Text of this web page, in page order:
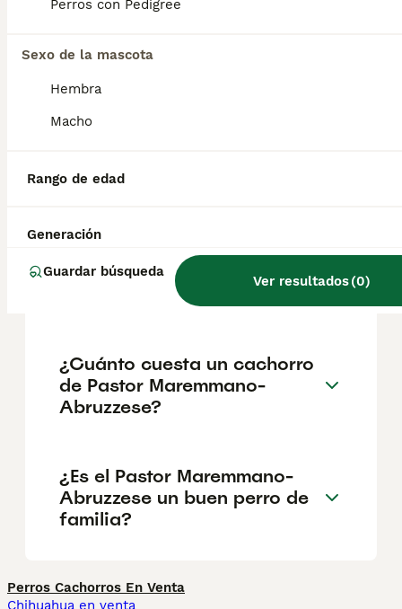
Perros con Pedigree
Sexo de la mascota
Hembra
Macho
Rango de edad
Generación
Guardar búsqueda
Ver resultados(0)
guardián y lo ha demostrado en muchas
Maremma?
¿Cuántas veces al día tiene
que comer un pastor
¿Cuánto cuesta un cachorro
de Pastor Maremmano-
Abruzzese?
¿Es el Pastor Maremmano-
Abruzzese un buen perro de
familia?
Perros Cachorros En Venta